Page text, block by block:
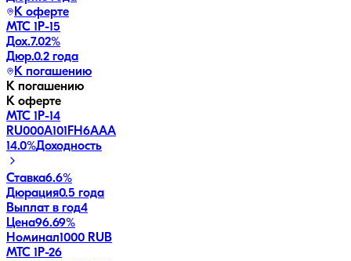
К оферте
МТС 1P-15
Дох.7.02%
Дюр.0.2 года
К погашению
К погашению
К оферте
МТС 1P-14
RU000A101FH6AAA
14.0%Доходность
Ставка6.6%
Дюрация0.5 года
Выплат в год4
Цена96.69%
Номинал1000 RUB
МТС 1P-26